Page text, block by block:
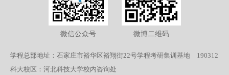
微信公众号 微博二维码
学程总部地址：石家庄市裕华区裕翔街22号学程考研集训基地
科大校区：河北科技大学校内咨询处